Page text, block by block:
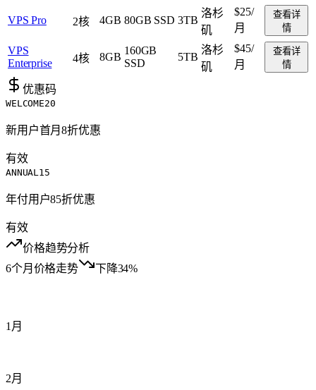
VPS Pro 2核 4GB 80GB SSD 3TB
洛杉
矶
$25/
月
查看详
情
VPS
Enterprise
4核 8GB
160GB
SSD
5TB
洛杉
矶
$45/
月
查看详
情
优惠码
WELCOME20
新用户首月8折优惠
有效
ANNUAL15
年付用户85折优惠
有效
价格趋势分析
6个月价格走势
下降34%
1月
2月